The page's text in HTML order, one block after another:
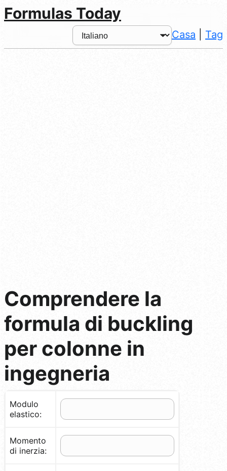
Formulas Today
Casa Tag
Comprendere la
formula di buckling
per colonne in
ingegneria
Modulo
elastico:
Momento
di inerzia: